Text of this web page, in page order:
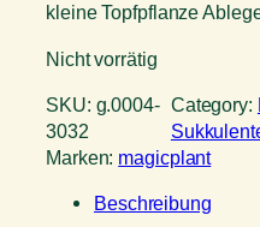
n
i
h
e
l
P
r
e
i
kleine Topfpflanze
Nicht vorrätig
SKU: g.0004-
3032
Category:
Marken: magicplant
Beschreibung